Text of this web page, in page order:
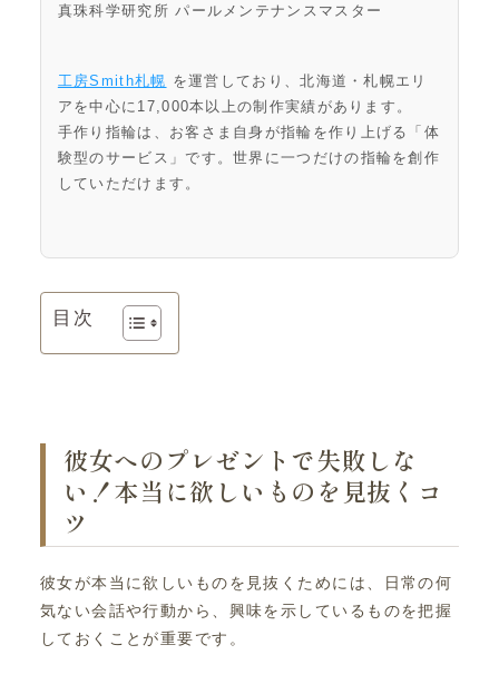
真珠科学研究所 パールメンテナンスマスター
工房Smith札幌 を運営しており、北海道・札幌エリ
アを中心に17,000本以上の制作実績があります。
手作り指輪は、お客さま自身が指輪を作り上げる「体
験型のサービス」です。世界に一つだけの指輪を創作
していただけます。
目次
彼女へのプレゼントで失敗しな
い！本当に欲しいものを見抜くコ
ツ
彼女が本当に欲しいものを見抜くためには、日常の何
気ない会話や行動から、興味を示しているものを把握
しておくことが重要です。